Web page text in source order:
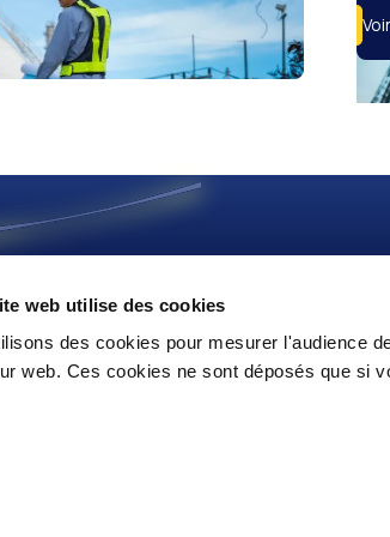
web utilise des cookies
des cookies pour mesurer l'audience
web. Ces cookies ne sont déposés que si
Construction
Énergies et
Life Sciences